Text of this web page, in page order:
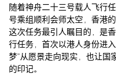
随着神舟二十三号载人飞行
号乘组顺利会师太空，香港
这次任务最引人瞩目的，是
行任务，首次以港人身份进
梦”从愿景走向现实，也让
的印记。